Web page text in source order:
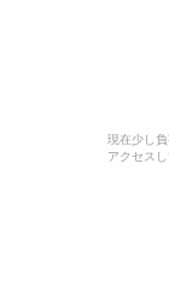
現在少し
アクセス